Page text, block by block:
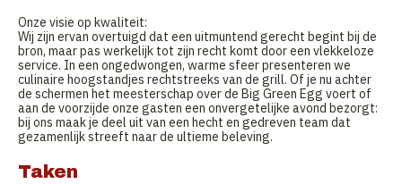
Onze visie op kwaliteit:
Wij zijn ervan overtuigd dat een uitmuntend gerecht begint bij de
bron, maar pas werkelijk tot zijn recht komt door een vlekkeloze
service. In een ongedwongen, warme sfeer presenteren we
culinaire hoogstandjes rechtstreeks van de grill. Of je nu achter
de schermen het meesterschap over de Big Green Egg voert of
aan de voorzijde onze gasten een onvergetelijke avond bezorgt:
bij ons maak je deel uit van een hecht en gedreven team dat
gezamenlijk streeft naar de ultieme beleving.
Taken